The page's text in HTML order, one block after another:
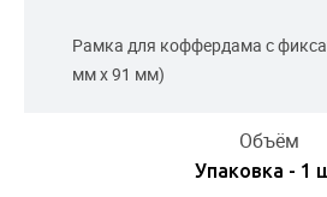
Объём
Упаковка - 1
Рамка для коффердама с
мм х 91 мм)